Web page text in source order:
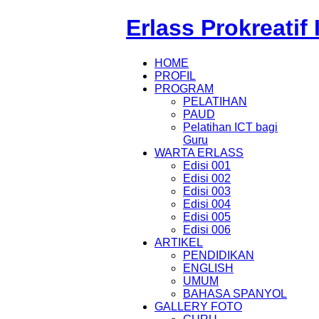
Erlass Prokreatif
HOME
PROFIL
PROGRAM
PELATIHAN
PAUD
Pelatihan ICT bagi
Guru
WARTA ERLASS
Edisi 001
Edisi 002
Edisi 003
Edisi 004
Edisi 005
Edisi 006
ARTIKEL
PENDIDIKAN
ENGLISH
UMUM
BAHASA SPANYOL
GALLERY FOTO